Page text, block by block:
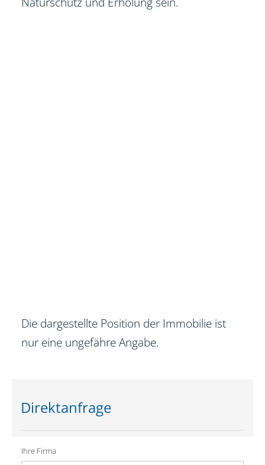
Die dargestellte Position der Immobilie ist
nur eine ungefähre Angabe.
Direktanfrage
Ihre Firma